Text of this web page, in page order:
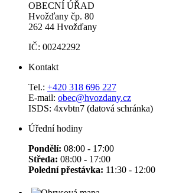
OBECNÍ ÚŘAD
Hvožďany čp. 80
262 44 Hvožďany
IČ: 00242292
Kontakt
Tel.: +420 318 696 227
E-mail: obec@hvozdany.cz
ISDS: 4xvbtn7 (datová schránka)
Úřední hodiny
Pondělí: 08:00 - 17:00
Středa: 08:00 - 17:00
Polední přestávka: 11:30 - 12:00